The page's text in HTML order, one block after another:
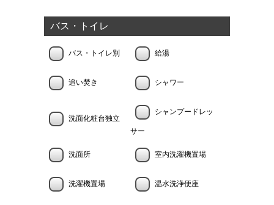
バス・トイレ
バス・トイレ別 給湯
追い焚き シャワー
洗面化粧台独立
シャンプードレッ
サー
洗面所 室内洗濯機置場
洗濯機置場 温水洗浄便座